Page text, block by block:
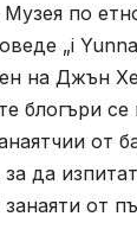
Музея по
„i
на Джън
блогъри
от
да
от